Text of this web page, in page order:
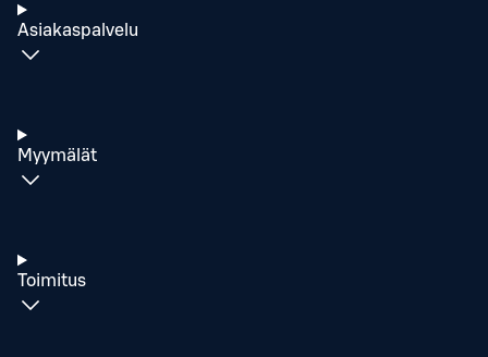
Asiakaspalvelu
Myymälät
Toimitus